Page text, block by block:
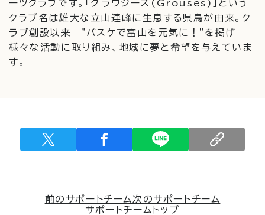
ーツクラブです。「グラウジーズ (Grouses) 」という
クラブ名は雄大な立山連峰に生息する県鳥が由来。ク
ラブ創設以来 " バスケで富山を元気に！ " を掲げ
様々な活動に取り組み、地域に夢と希望を与えていま
す。
前のサポートチーム次のサポートチーム
サポートチームトップ